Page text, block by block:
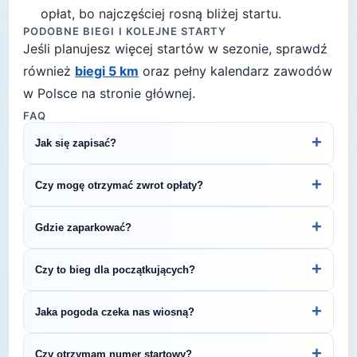
opłat, bo najczęściej rosną bliżej startu.
PODOBNE BIEGI I KOLEJNE STARTY
Jeśli planujesz więcej startów w sezonie, sprawdź
również biegi 5 km oraz pełny kalendarz zawodów
w Polsce na stronie głównej.
FAQ
Jak się zapisać? +
przejść do strony organizatora z formularzem
rejestracyjnym.
Czy mogę otrzymać zwrot opłaty? +
regulamin biegu lub skontaktuj się z
organizatorem.
Gdzie zaparkować? +
— szczegóły znajdziesz w opisie biegu lub na
stronie organizatora.
Czy to bieg dla początkujących? +
biegowe. To krótki, satysfakcjonujący bieg, który
pozwala sprawdzić swoje możliwości bez
Jaka pogoda czeka nas wiosną? +
Czy otrzymam numer startowy?